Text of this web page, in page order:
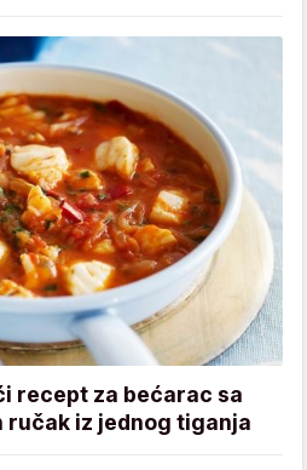
recept za bećarac sa
ručak iz jednog tiganja